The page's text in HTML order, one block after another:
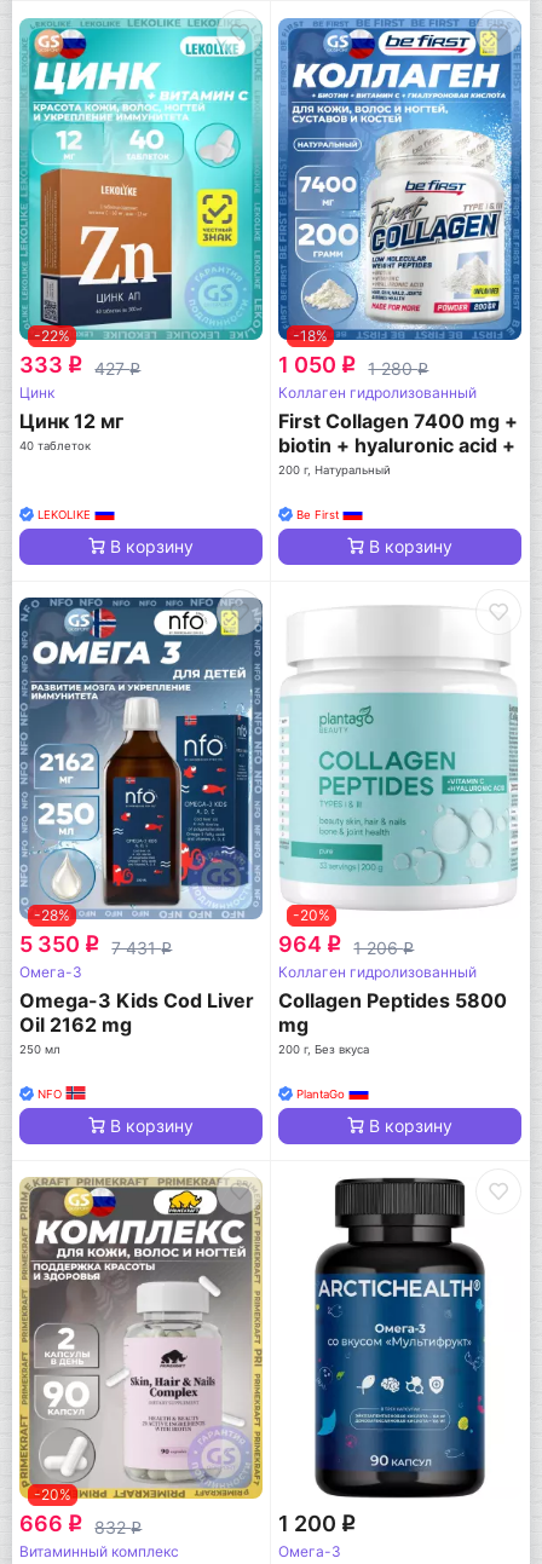
-22%
333 q 427q
Цинк
Цинк 12 мг
40 таблеток
LEKOLIKE
В корзину
-18%
1 050 q 1 280q
Коллаген гидролизованный
First Collagen 7400 mg +
biotin + hyaluronic acid +
vitamin C
200 г, Натуральный
Be First
В корзину
-28%
5 350 q 7 431q
Омега-3
Omega-3 Kids Cod Liver
Oil 2162 mg
250 мл
NFO
В корзину
-20%
964 q 1 206q
Коллаген гидролизованный
Collagen Peptides 5800
mg
200 г, Без вкуса
PlantaGo
В корзину
-20%
666 q 832q
Витаминный комплекс
1 200 q
Омега-3